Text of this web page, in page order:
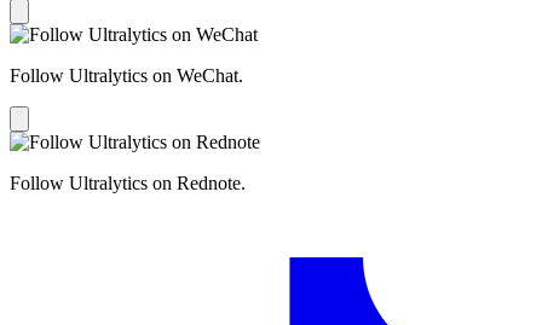
Follow Ultralytics on WeChat.
Follow Ultralytics on Rednote.